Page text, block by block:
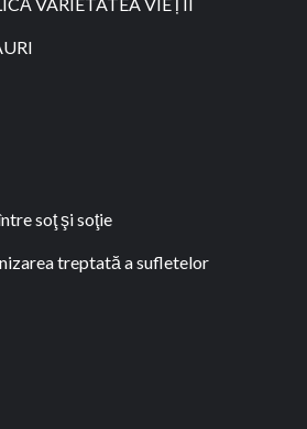
soţ şi soţie
treptată a sufletelor